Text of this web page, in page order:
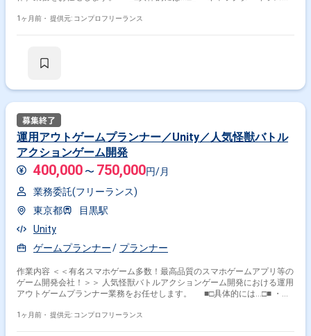
先外注会社などの窓口、管理 ・納品物の内容確認、フィードバック対応
1ヶ月前・ 提供元: コンプロフリーランス
運用アウトゲームプランナー／Unity／人気怪獣バトル
アクションゲーム開発
400,000 〜 750,000円/月
業務委託(フリーランス)
東京都
目黒駅
Unity
ゲームプランナー
プランナー
作業内容 ＜＜有名スマホゲーム多数！最高品質のスマホゲームアプリ等の
ゲーム開発会社！＞＞ 人気怪獣バトルアクションゲーム開発における運用
アウトゲームプランナー業務をお任せします。 ■□具体的には…□■ ・ア
様書作成 ・各種マスタデータの入力 ・Unityを使用した各種データ設定 ・
1ヶ月前・ 提供元: コンプロフリーランス